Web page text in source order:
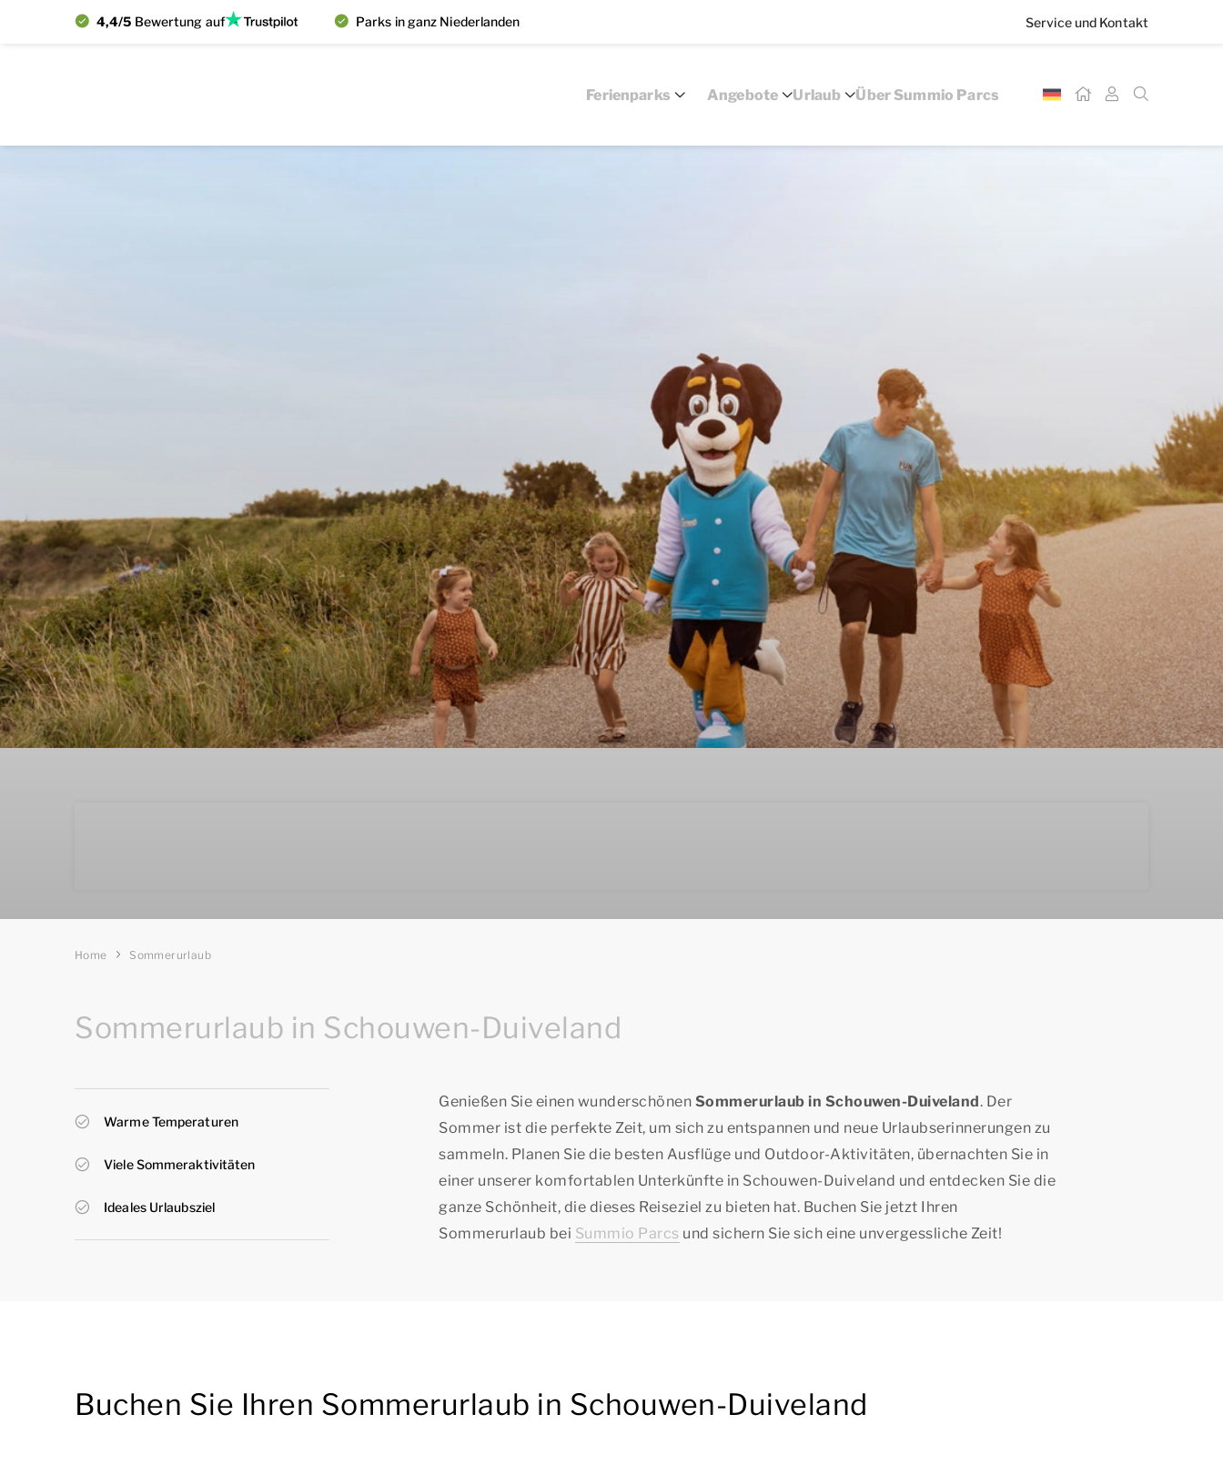
4,4/5 Bewertung auf Parks in ganz Niederlanden Service und Kontakt
Ferienparks Angebote Urlaub Über Summio Parcs
Home Sommerurlaub
Sommerurlaub in Schouwen-Duiveland
Warme Temperaturen
Viele Sommeraktivitäten
Ideales Urlaubsziel
Genießen Sie einen wunderschönen Sommerurlaub in Schouwen-Duiveland. Der
Sommer ist die perfekte Zeit, um sich zu entspannen und neue Urlaubserinnerungen zu
sammeln. Planen Sie die besten Ausflüge und Outdoor-Aktivitäten, übernachten Sie in
einer unserer komfortablen Unterkünfte in Schouwen-Duiveland und entdecken Sie die
ganze Schönheit, die dieses Reiseziel zu bieten hat. Buchen Sie jetzt Ihren
Sommerurlaub bei Summio Parcs und sichern Sie sich eine unvergessliche Zeit!
Buchen Sie Ihren Sommerurlaub in Schouwen-Duiveland